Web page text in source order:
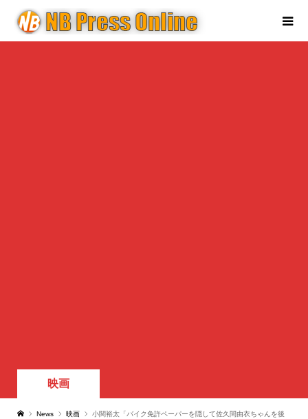
映画
News 映画
小関裕太「バイク免許ペーパーを隠して佐久間由衣ちゃんを後